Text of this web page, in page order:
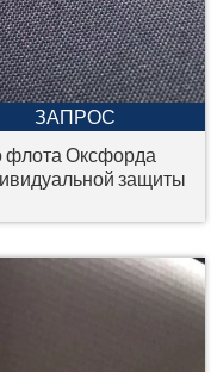
ЗАПРОС
флота Оксфорда
защиты